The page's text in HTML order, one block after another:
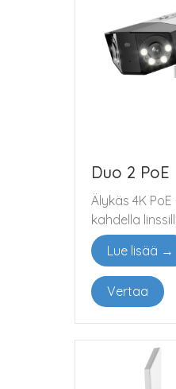
Duo 2 PoE
Älykäs 4K
kahdella
Lue lisää →
Vertaa